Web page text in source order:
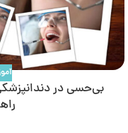
بی‌حسی در